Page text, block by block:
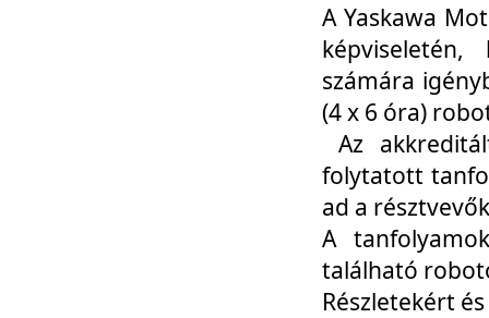
A Yaskawa
számára
(4 x 6 óra)
Az
folytatott
ad a
A
található
Részletekért